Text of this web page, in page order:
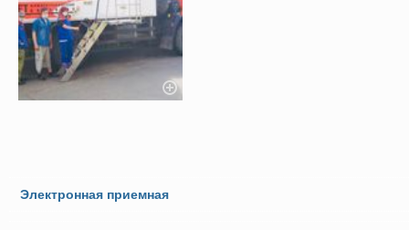
Электронная приемная